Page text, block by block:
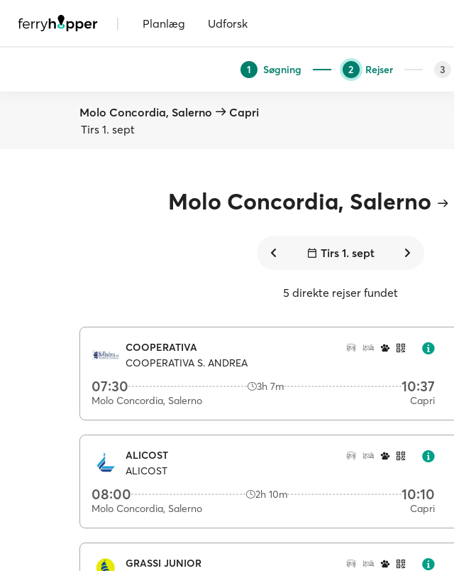
| Planlæg Udforsk
1 Søgning 2 Rejser 3
Molo Concordia, Salerno
Capri
Tirs 1. sept
Molo Concordia, Salerno
Tirs 1. sept
5 direkte rejser fundet
COOPERATIVA
COOPERATIVA S. ANDREA
07:30 3h 7m 10:37
Molo Concordia, Salerno Capri
ALICOST
ALICOST
08:00 2h 10m 10:10
Molo Concordia, Salerno Capri
GRASSI JUNIOR